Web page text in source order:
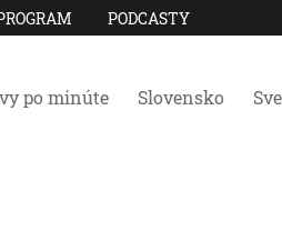
PODCASTY
po minúte Slovensko